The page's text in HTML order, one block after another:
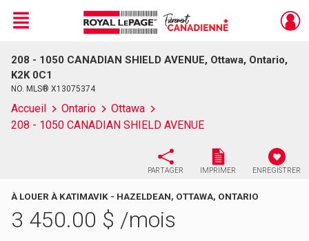
Live
En Direct
Menu
208 - 1050 CANADIAN SHIELD AVENUE, Ottawa, Ontario,
K2K 0C1
NO. MLS® X13075374
Accueil Ontario
Ottawa
208 - 1050 CANADIAN SHIELD AVENUE
PARTAGER IMPRIMER ENREGISTRER
À LOUER À KATIMAVIK - HAZELDEAN, OTTAWA, ONTARIO
3 450.00 $ /mois